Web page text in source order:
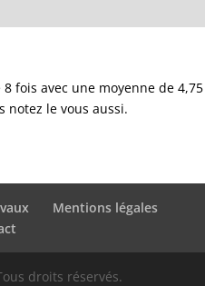
fois avec une moyenne de 4,75
notez le vous aussi.
Mentions légales
droits réservés.